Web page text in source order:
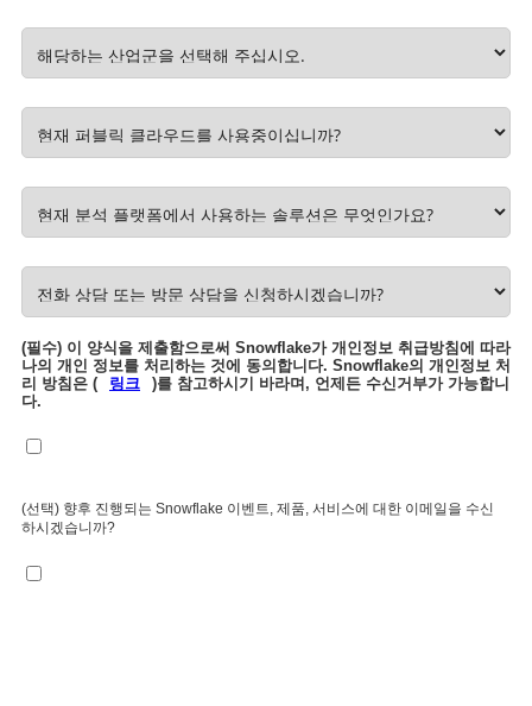
(필수) 이 양식을 제출함으로써 Snowflake가 개인정보 취급방침에 따라
나의 개인 정보를 처리하는 것에 동의합니다. Snowflake의 개인정보 처
리 방침은 (
링크
)를 참고하시기 바라며, 언제든 수신거부가 가능합니
다.
(선택) 향후 진행되는 Snowflake 이벤트, 제품, 서비스에 대한 이메일을 수신
하시겠습니까?